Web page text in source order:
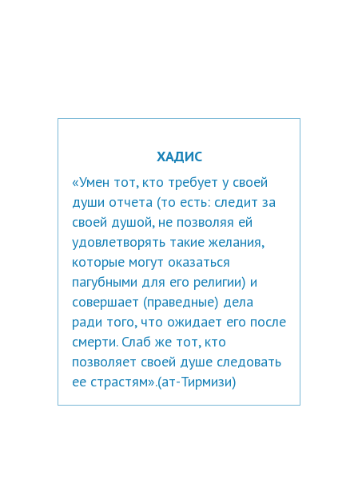
ХАДИС
«Умен тот, кто требует у своей
души отчета (то есть: следит за
своей душой, не позволяя ей
удовлетворять такие желания,
которые могут оказаться
пагубными для его религии) и
совершает (праведные) дела
ради того, что ожидает его после
смерти. Слаб же тот, кто
позволяет своей душе следовать
ее страстям».(ат-Тирмизи)